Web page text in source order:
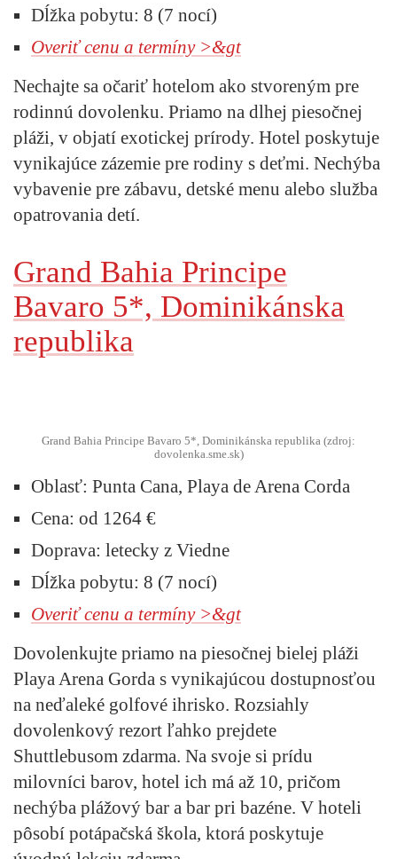
Dĺžka pobytu: 8 (7 nocí)
Overiť cenu a termíny >&gt
Nechajte sa očariť hotelom ako stvoreným pre
rodinnú dovolenku. Priamo na dlhej piesočnej
pláži, v objatí exotickej prírody. Hotel poskytuje
vynikajúce zázemie pre rodiny s deťmi. Nechýba
vybavenie pre zábavu, detské menu alebo služba
opatrovania detí.
Grand Bahia Principe
Bavaro 5*, Dominikánska
republika
Grand Bahia Principe Bavaro 5*, Dominikánska republika (zdroj:
dovolenka.sme.sk)
Oblasť: Punta Cana, Playa de Arena Corda
Cena: od 1264 €
Doprava: letecky z Viedne
Dĺžka pobytu: 8 (7 nocí)
Overiť cenu a termíny >&gt
Dovolenkujte priamo na piesočnej bielej pláži
Playa Arena Gorda s vynikajúcou dostupnosťou
na neďaleké golfové ihrisko. Rozsiahly
dovolenkový rezort ľahko prejdete
Shuttlebusom zdarma. Na svoje si prídu
milovníci barov, hotel ich má až 10, pričom
nechýba plážový bar a bar pri bazéne. V hoteli
pôsobí potápačská škola, ktorá poskytuje